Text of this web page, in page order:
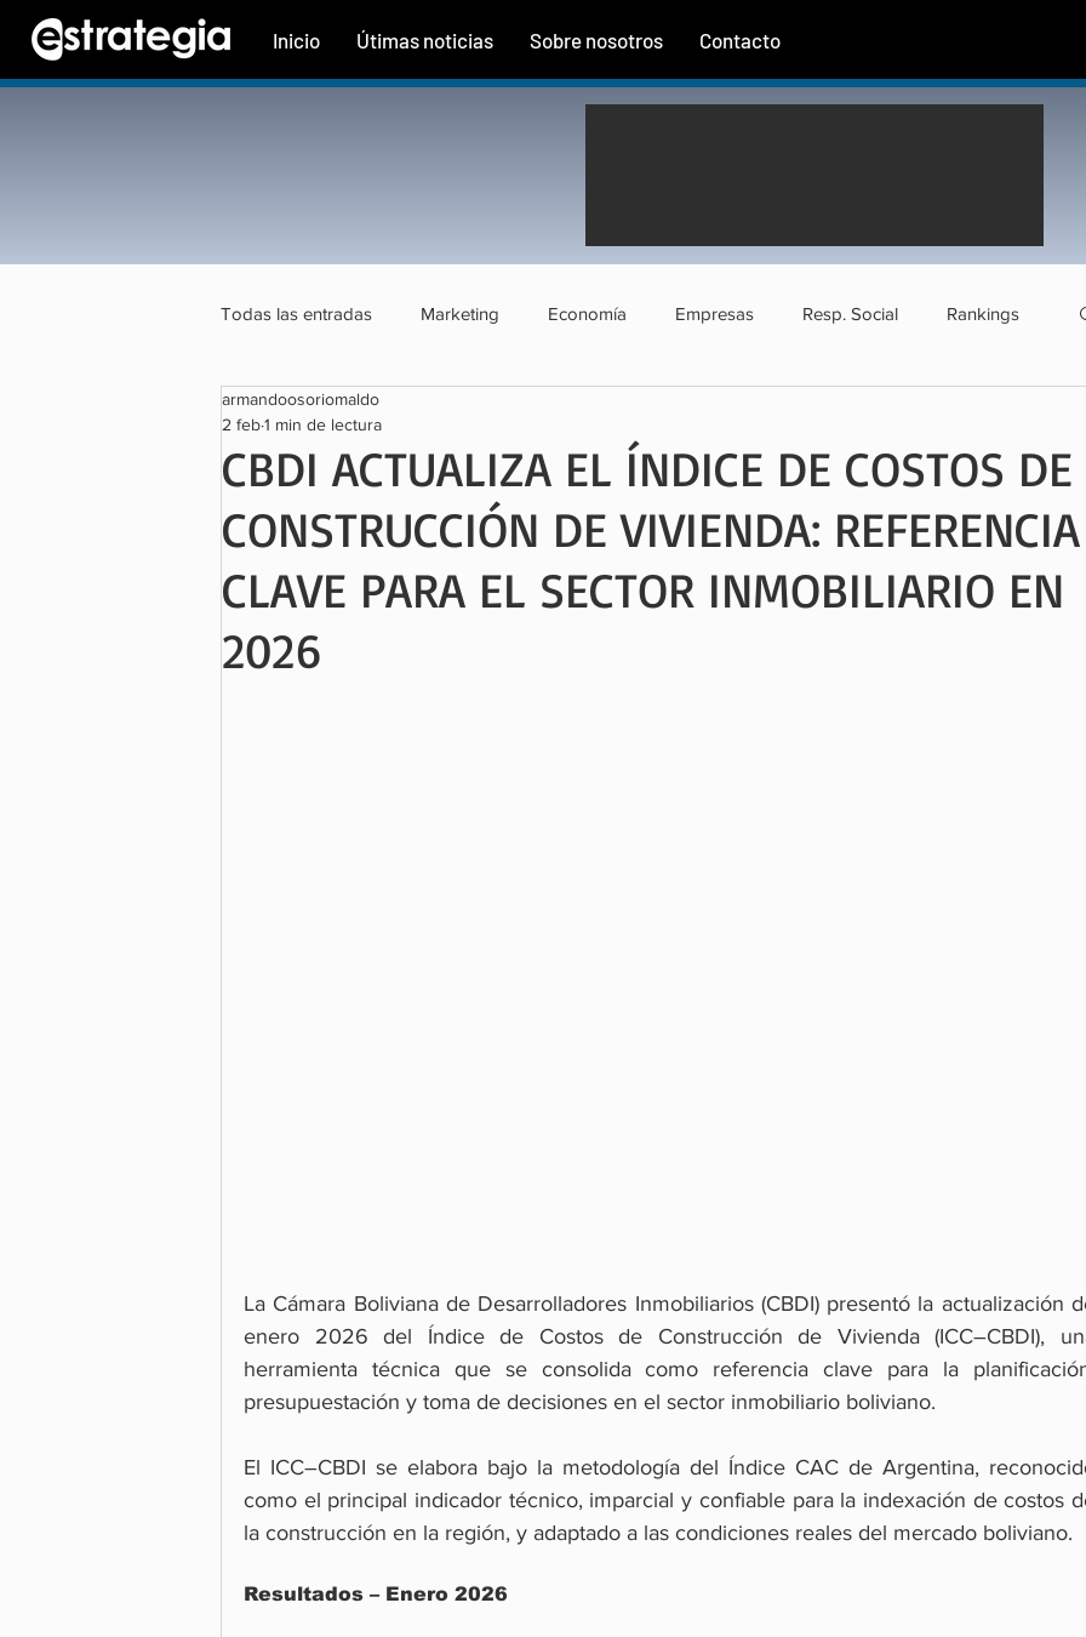
Inicio Útimas noticias Sobre nosotros Contacto
Todas las entradas Marketing Economía Empresas Resp. Social Rankings
Tecnología
CBDI ACTUALIZA EL ÍNDICE DE COSTOS DE
CONSTRUCCIÓN DE VIVIENDA: REFERENCIA
CLAVE PARA EL SECTOR INMOBILIARIO EN
2026
armandoosoriomaldo
2 feb1 min de lectura
La Cámara Boliviana de Desarrolladores Inmobiliarios (CBDI) presentó la actualización
enero 2026 del Índice de Costos de Construcción de Vivienda (ICC–CBDI),
herramienta técnica que se consolida como referencia clave para la
presupuestación y toma de decisiones en el sector inmobiliario boliviano.
El ICC–CBDI se elabora bajo la metodología del Índice CAC de Argentina,
como el principal indicador técnico, imparcial y confiable para la indexación de costos
la construcción en la región, y adaptado a las condiciones reales del mercado boliviano.
Resultados – Enero 2026